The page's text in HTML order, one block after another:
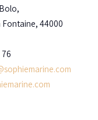
Fontaine, 44000
76